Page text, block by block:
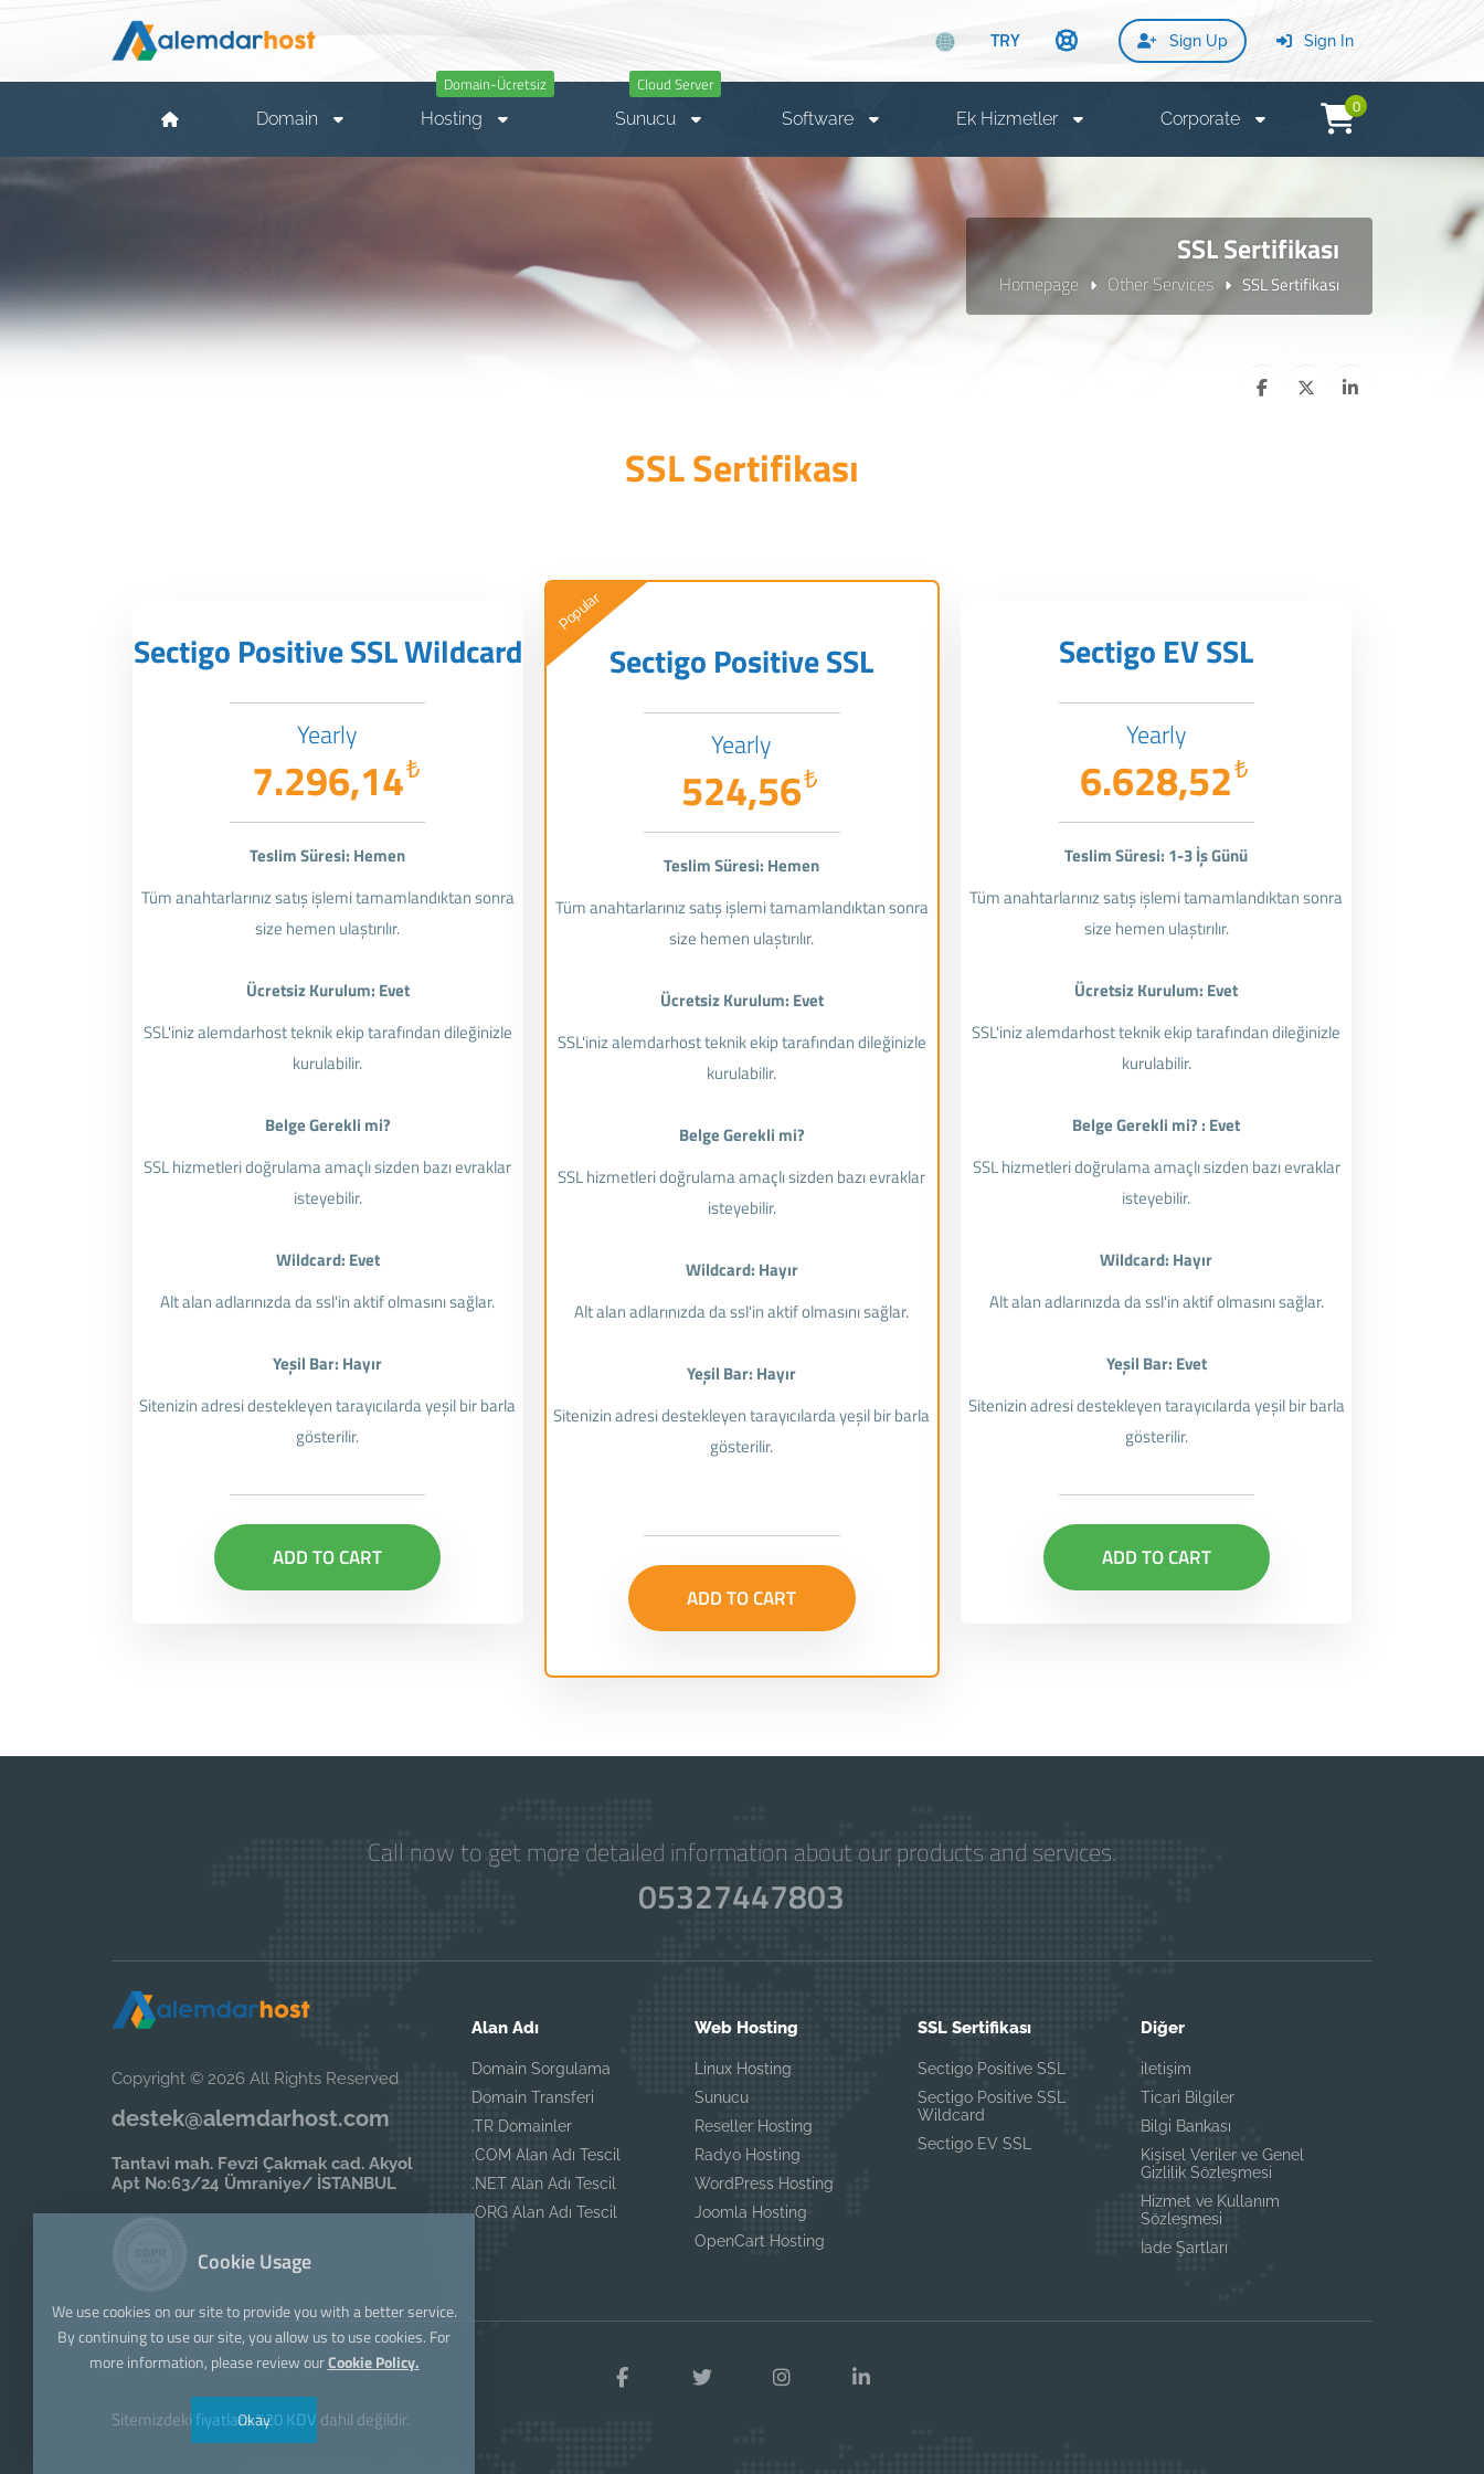
Sign In
Sign Up
TRY
Domain
Domain-Ücretsiz
Hosting
Cloud Server
Sunucu Software Ek Hizmetler Corporate
0
SSL Sertifikası
Homepage Other Services SSL Sertifikası
SSL Sertifikası
Sectigo Positive SSL Wildcard
Yearly
₺
7.296,14
Teslim Süresi: Hemen
Tüm anahtarlarınız satış işlemi tamamlandıktan sonra
size hemen ulaştırılır.
Ücretsiz Kurulum: Evet
SSL'iniz alemdarhost teknik ekip tarafından dileğinizle
kurulabilir.
Belge Gerekli mi?
SSL hizmetleri doğrulama amaçlı sizden bazı evraklar
isteyebilir.
Wildcard: Evet
Alt alan adlarınızda da ssl'in aktif olmasını sağlar.
Yeşil Bar: Hayır
Sitenizin adresi destekleyen tarayıcılarda yeşil bir barla
gösterilir.
ADD TO CART
Popular
Sectigo Positive SSL
Yearly
₺
524,56
Teslim Süresi: Hemen
Tüm anahtarlarınız satış işlemi tamamlandıktan sonra
size hemen ulaştırılır.
Ücretsiz Kurulum: Evet
SSL'iniz alemdarhost teknik ekip tarafından dileğinizle
kurulabilir.
Belge Gerekli mi?
SSL hizmetleri doğrulama amaçlı sizden bazı evraklar
isteyebilir.
Wildcard: Hayır
Alt alan adlarınızda da ssl'in aktif olmasını sağlar.
Yeşil Bar: Hayır
Sitenizin adresi destekleyen tarayıcılarda yeşil bir barla
gösterilir.
ADD TO CART
Sectigo EV SSL
Yearly
₺
6.628,52
Teslim Süresi: 1-3 İş Günü
Tüm anahtarlarınız satış işlemi tamamlandıktan sonra
size hemen ulaştırılır.
Ücretsiz Kurulum: Evet
SSL'iniz alemdarhost teknik ekip tarafından dileğinizle
kurulabilir.
Belge Gerekli mi? : Evet
SSL hizmetleri doğrulama amaçlı sizden bazı evraklar
isteyebilir.
Wildcard: Hayır
Alt alan adlarınızda da ssl'in aktif olmasını sağlar.
Yeşil Bar: Evet
Sitenizin adresi destekleyen tarayıcılarda yeşil bir barla
gösterilir.
ADD TO CART
Call now to get more detailed information about our products and services.
05327447803
Copyright © 2026 All Rights Reserved
destek@alemdarhost.com
Tantavi mah. Fevzi Çakmak cad. Akyol
Apt No:63/24 Ümraniye/ İSTANBUL
Alan Adı
Domain Sorgulama
Domain Transferi
.TR Domainler
.COM Alan Adı Tescil
.NET Alan Adı Tescil
.ORG Alan Adı Tescil
Web Hosting
Linux Hosting
Sunucu
Reseller Hosting
Radyo Hosting
WordPress Hosting
Joomla Hosting
OpenCart Hosting
SSL Sertifikası
Sectigo Positive SSL
Sectigo Positive SSL
Wildcard
Sectigo EV SSL
Diğer
iletişim
Ticari Bilgiler
Bilgi Bankası
Kişisel Veriler ve Genel
Gizlilik Sözleşmesi
Hizmet ve Kullanım
Sözleşmesi
İade Şartları
Sitemizdeki fiyatlara %20 KDV dahil değildir.
Cookie Usage
We use cookies on our site to provide you with a better service.
By continuing to use our site, you allow us to use cookies. For
more information, please review ourCookie Policy.
Okay